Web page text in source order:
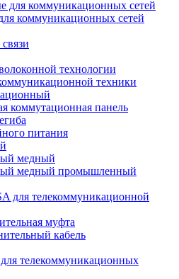
коммуникационных сетей
технологии
техники
коммутационная панель
питания
медный
медный промышленный
для телекоммуникационной
муфта
кабель
телекоммуникационных